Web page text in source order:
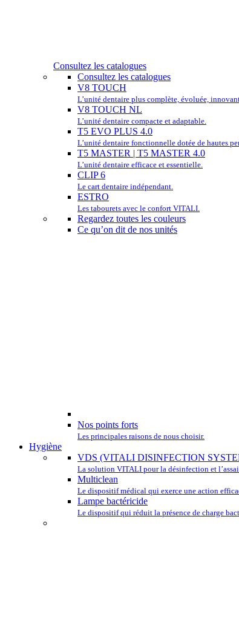
Consultez les catalogues
Consultez les catalogues
V8 TOUCH
L’unité dentaire plus complète, évoluée,
V8 TOUCH NL
L’unité dentaire compacte et adaptable.
T5 EVO PLUS 4.0
L’unité dentaire fonctionnelle dotée de hautes
T5 MASTER | T5 MASTER 4.0
L’unité dentaire efficace et essentielle.
CLIP 6
Le cart dentaire indépendant.
ESTRO
Les tabourets avec le confort VITALI.
Regardez toutes les couleurs
Ce qu’on dit de nos unités
Nos points forts
Les principales raisons de nous choisir.
Hygiène
VDS (VITALI DISINFECTION
La solution VITALI pour la désinfection et
Multiclean
Le dispositif médical qui exerce une action
Lampe bactéricide
Le dispositif qui réduit la présence de charge